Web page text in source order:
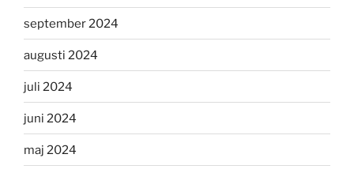
september 2024
augusti 2024
juli 2024
juni 2024
maj 2024